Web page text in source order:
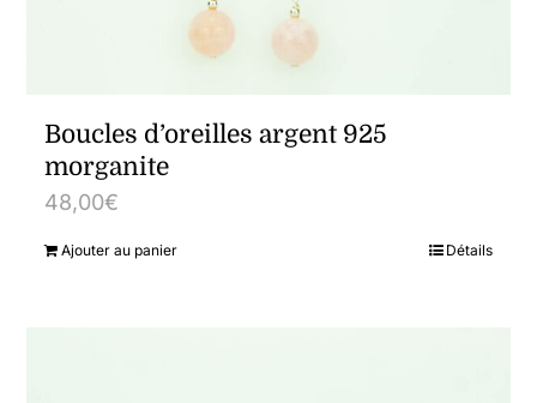
Boucles d’oreilles argent 925
morganite
48,00€
Ajouter au panier Détails